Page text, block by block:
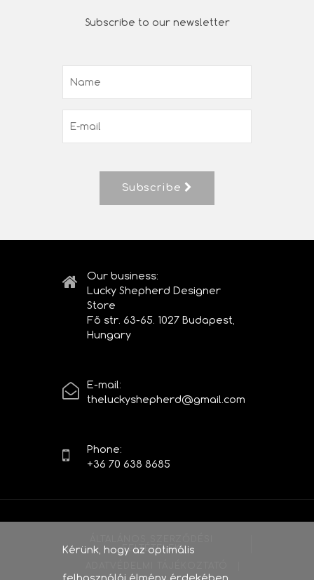
Subscribe to our newsletter
Subscribe
Our business:
Lucky Shepherd Designer
Store
Fő str. 63-65. 1027 Budapest,
Hungary
E-mail:
theluckyshepherd@gmail.com
Phone:
+36 70 638 8685
FELTÉTELEK
Kérünk, hogy az optimális